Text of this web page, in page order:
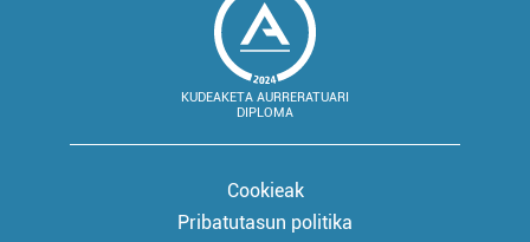
KUDEAKETA AURRERATUARI
DIPLOMA
Cookieak
Pribatutasun politika